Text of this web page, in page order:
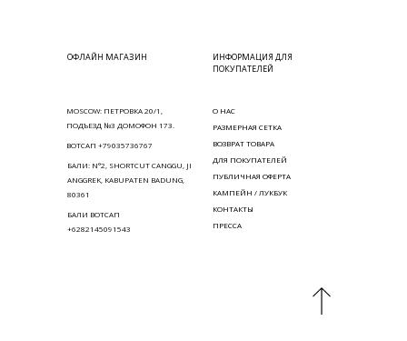
КОНТАКТЫ
ПРЕССА
ВОЗВРАТ ТОВАРА
ДЛЯ ПОКУПАТЕЛЕЙ
О НАС
РАЗМЕРНАЯ СЕТКА
ОФЛАЙН МАГАЗИН
ИНФОРМАЦИЯ ДЛЯ
ПОКУПАТЕЛЕЙ
ПУБЛИЧНАЯ ОФЕРТА
КАМПЕЙН / ЛУКБУК
БАЛИ: N°2, SHORTCUT CANGGU, JI
ANGGREK, KABUPATEN BADUNG,
80361
MOSCOW: ПЕТРОВКА 20/1,
ПОДЪЕЗД №3 ДОМОФОН 173.
БАЛИ ВОТСАП
+6282145091543
ВОТСАП +79035736767